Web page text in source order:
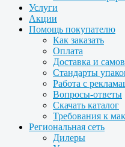
Услуги
Акции
Помощь покупателю
Как заказать
Оплата
Доставка и
Стандарты
Работа с
Вопросы-ответы
Скачать каталог
Требования к
Региональная сеть
Дилеры